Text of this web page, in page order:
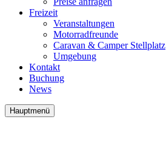
Freizeit
Veranstaltungen
Motorradfreunde
Caravan & Camper Stellplatz
Umgebung
Kontakt
Buchung
News
Hauptmenü